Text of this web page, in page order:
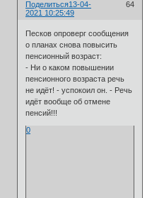
Поделиться 64
13-04-
2021 10:25:49
Песков опроверг сообщения
о планах снова повысить
пенсионный возраст:
- Ни о каком повышении
пенсионного возраста речь
не идёт! - успокоил он. - Речь
идёт вообще об отмене
пенсий!!!
0